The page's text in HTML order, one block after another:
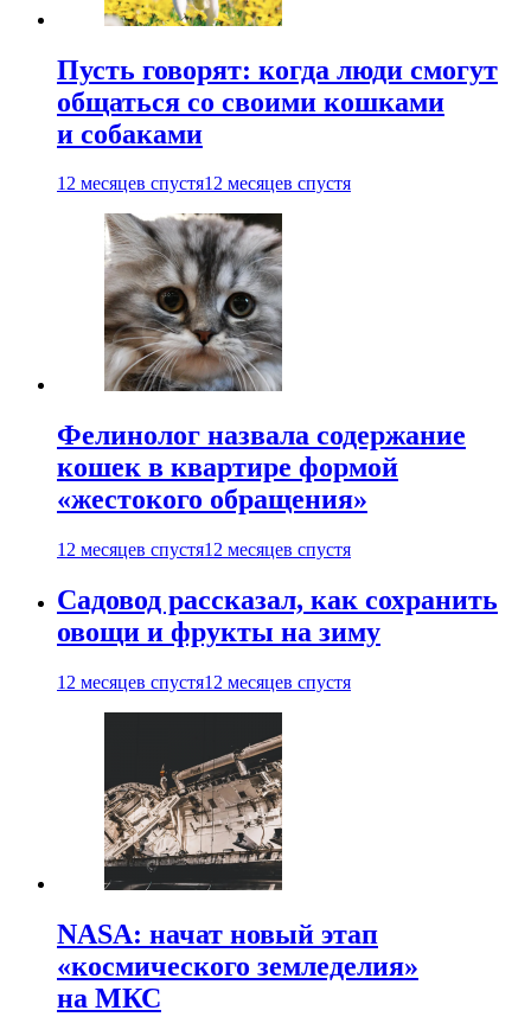
Пусть говорят: когда люди смогут
общаться со своими кошками
и собаками
12 месяцев спустя12 месяцев спустя
Фелинолог назвала содержание
кошек в квартире формой
«жестокого обращения»
12 месяцев спустя12 месяцев спустя
Садовод рассказал, как сохранить
овощи и фрукты на зиму
12 месяцев спустя12 месяцев спустя
NASA: начат новый этап
«космического земледелия»
на МКС